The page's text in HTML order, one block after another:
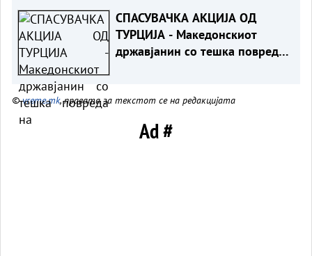
од Карпалак
СПАСУВАЧКА АКЦИЈА ОД
ТУРЦИЈА - Македонскиот
државјанин со тешка повреда
©vreme.mk, правата за текстот се на редакцијата
Ad #